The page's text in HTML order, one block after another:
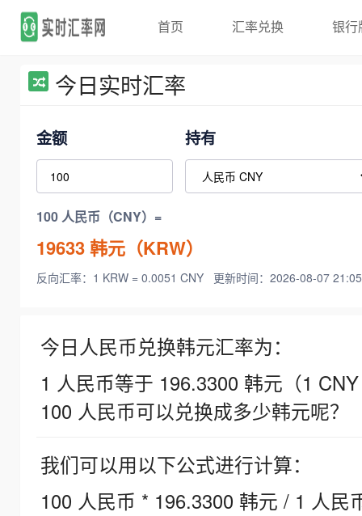
首页 汇率兑换 银行
今日实时汇率
金额 持有
100 人民币（CNY）=
19633韩元（KRW）
反向汇率：1 KRW = 0.0051 CNY 更新时间：2026-08-07
今日人民币兑换韩元汇率为：
1 人民币等于 196.3300 韩元（1
100 人民币可以兑换成多少韩元呢？
我们可以用以下公式进行计算：
100 人民币 * 196.3300 韩元 / 1 人民